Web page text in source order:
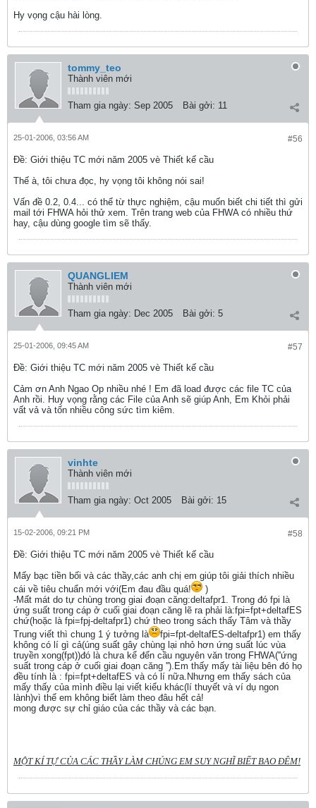
Hy vọng cậu hài lòng.
tommy_teo
Thành viên mới
Tham gia ngày: Sep 2005 Bài gởi: 11
#56
25-01-2006, 03:56 AM
Ðề: Giới thiệu TC mới năm 2005 vè Thiết kế cầu
Thế à, tôi chưa đọc, hy vọng tôi không nói sai!
Vấn đề 0.2, 0.4... có thể từ thực nghiệm, cậu muốn biết chi tiết thì gửi
mail tới FHWA hỏi thử xem. Trên trang web của FHWA có nhiều thứ
hay, cậu dùng google tìm sẽ thấy.
QUANGLIEM
Thành viên mới
Tham gia ngày: Dec 2005 Bài gởi: 5
#57
25-01-2006, 09:45 AM
Ðề: Giới thiệu TC mới năm 2005 vè Thiết kế cầu
Cảm ơn Anh Ngao Op nhiều nhé ! Em đã load được các file TC của
Anh rồi. Huy vọng rằng các File của Anh sẽ giúp Anh, Em Khỏi phải
vất vả và tốn nhiều công sức tìm kiêm.
vinhte
Thành viên mới
Tham gia ngày: Oct 2005 Bài gởi: 15
#58
15-02-2006, 09:21 PM
Ðề: Giới thiệu TC mới năm 2005 vè Thiết kế cầu
Mấy bạc tiền bối và các thầy,các anh chị em giúp tôi giải thích nhiều
cái về tiêu chuẩn mới với(Em đau đầu quá!
)
-Mất mát do tự chùng trong giai đoạn căng:deltafpr1. Trong đó fpi là
ứng suất trong cáp ở cuối giai đoạn căng lẽ ra phải là:fpi=fpt+deltafES
chứ(hoặc là fpi=fpj-deltafpr1) chứ theo trong sách thấy Tâm và thầy
Trung viết thì chung 1 ý tưởng là
fpi=fpt-deltafES-deltafpr1) em thấy
không có lí gì cả(úng suất gây chùng lại nhỏ hơn ứng suất lúc vùa
truyền xong(fpt))đó là chưa kể đến cầu nguyên văn trong FHWA(''ứng
suất trong cáp ở cuối giai đoạn căng '').Em thấy mấy tài liệu bên đó họ
đều tính là : fpi=fpt+deltafES và có lí nữa.Nhưng em thấy sách của
mấy thấy của mình điều lại viết kiểu khác(lí thuyết và ví dụ ngon
lành)vì thế em không biết làm theo đâu hết cả!
mong được sự chỉ giáo của các thầy và các bạn.
MỘT KÍ TỰ CỦA CÁC THẦY LÀM CHÚNG EM SUY NGHĨ BIẾT BAO ĐÊM!